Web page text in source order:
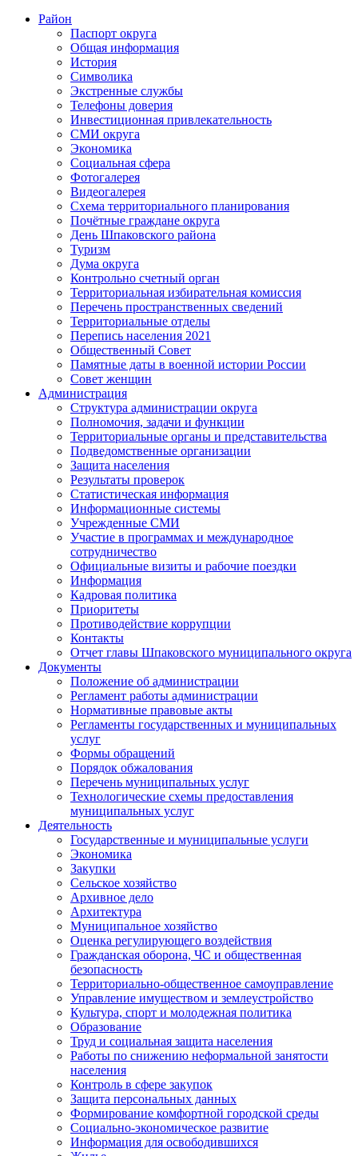
Район
Паспорт округа
Общая информация
История
Символика
Экстренные службы
Телефоны доверия
Инвестиционная привлекательность
СМИ округа
Экономика
Социальная сфера
Фотогалерея
Видеогалерея
Схема территориального планирования
Почётные граждане округа
День Шпаковского района
Туризм
Дума округа
Контрольно счетный орган
Территориальная избирательная комиссия
Перечень пространственных сведений
Территориальные отделы
Перепись населения 2021
Общественный Совет
Памятные даты в военной истории России
Совет женщин
Администрация
Структура администрации округа
Полномочия, задачи и функции
Территориальные органы и представительства
Подведомственные организации
Защита населения
Результаты проверок
Статистическая информация
Информационные системы
Учрежденные СМИ
Участие в программах и международное
сотрудничество
Официальные визиты и рабочие поездки
Информация
Кадровая политика
Приоритеты
Противодействие коррупции
Контакты
Отчет главы Шпаковского муниципального округа
Документы
Положение об администрации
Регламент работы администрации
Нормативные правовые акты
Регламенты государственных и муниципальных
услуг
Формы обращений
Порядок обжалования
Перечень муниципальных услуг
Технологические схемы предоставления
муниципальных услуг
Деятельность
Государственные и муниципальные услуги
Экономика
Закупки
Сельское хозяйство
Архивное дело
Архитектура
Муниципальное хозяйство
Оценка регулирующего воздействия
Гражданская оборона, ЧС и общественная
безопасность
Территориально-общественное самоуправление
Управление имуществом и землеустройство
Культура, спорт и молодежная политика
Образование
Труд и социальная защита населения
Работы по снижению неформальной занятости
населения
Контроль в сфере закупок
Защита персональных данных
Формирование комфортной городской среды
Социально-экономическое развитие
Информация для освободившихся